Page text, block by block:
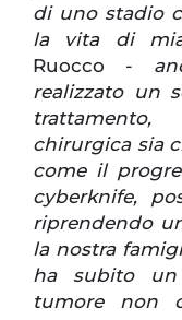
di uno stadio
la vita di
Ruocco -
realizzato un
trattamento,
chirurgica sia
come il
cyberknife,
riprendendo
la nostra
ha subito
tumore non